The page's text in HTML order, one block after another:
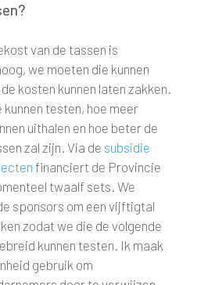
van de tassen is
we moeten die kunnen
kosten kunnen laten zakken.
testen, hoe meer
uithalen en hoe beter de
zal zijn. Via de subsidie
financiert de Provincie
twaalf sets. We
sponsors om een vijftigtal
zodat we die de volgende
kunnen testen. Ik maak
gebruik om